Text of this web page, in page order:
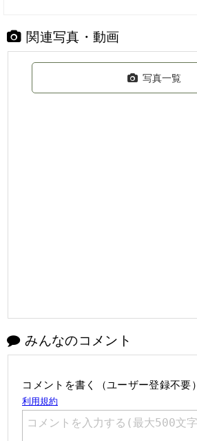
関連写真・動画
写真一覧
みんなのコメント
コメントを書く（ユーザー登録不要）